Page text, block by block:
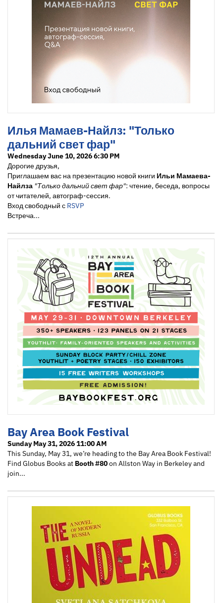
Илья Мамаев-Найлз: "Только
дальний свет фар"
Wednesday June 10, 2026 6:30 PM
Дорогие друзья,
Приглашаем вас на презентацию новой книги Ильи Мамаева-
Найлза "Только дальний свет фар": чтение, беседа, вопросы
от читателей, автограф-сессия.
Вход свободный с RSVP
Встреча...
Bay Area Book Festival
Sunday May 31, 2026 11:00 AM
This Sunday, May 31, we’re heading to the Bay Area Book Festival!
Find Globus Books at Booth #80on Allston Way in Berkeley and
join...